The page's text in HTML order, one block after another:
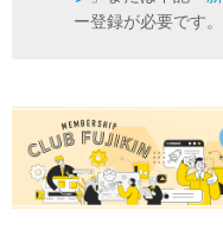
ー登録が必要です。